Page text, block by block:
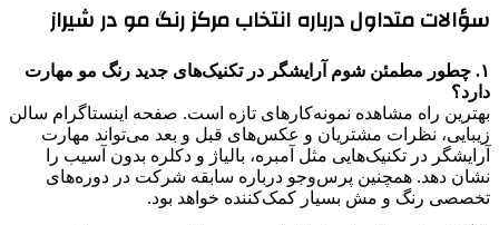
سؤالات متداول درباره انتخاب مرکز رنگ مو در شیراز
۱. چطور مطمئن شوم آرایشگر در تکنیک‌های جدید رنگ مو مهارت
دارد؟
بهترین راه مشاهده نمونه‌کارهای تازه است. صفحه اینستاگرام سالن
زیبایی، نظرات مشتریان و عکس‌های قبل و بعد می‌تواند مهارت
آرایشگر در تکنیک‌هایی مثل آمبره، بالیاژ و دکلره بدون آسیب را
نشان دهد. همچنین پرس‌وجو درباره سابقه شرکت در دوره‌های
تخصصی رنگ و مش بسیار کمک‌کننده خواهد بود.